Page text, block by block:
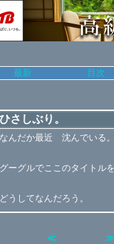
最新 目次
ひさしぶり。
なんだか最近 沈んでいる
グーグルでここのタイトル
どうしてなんだろう。
≪